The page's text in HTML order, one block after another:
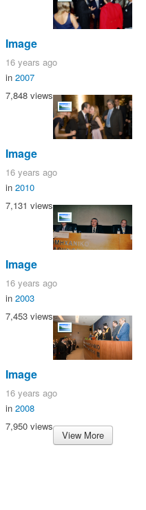
Image
16 years ago
in 2007
7,848 views
Image
16 years ago
in 2010
7,131 views
Image
16 years ago
in 2003
7,453 views
Image
16 years ago
in 2008
7,950 views
View More